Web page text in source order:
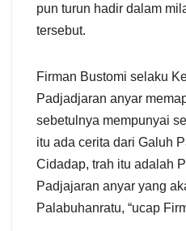
pun turun hadir dalam
tersebut.
Firman Bustomi selaku
Padjadjaran anyar
sebetulnya mempunyai
itu ada cerita dari Galuh
Cidadap, trah itu adalah
Padjajaran anyar yang
Palabuhanratu, “ucap